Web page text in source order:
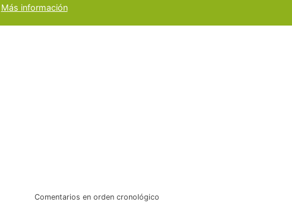
Más información
Comentarios en orden cronológico